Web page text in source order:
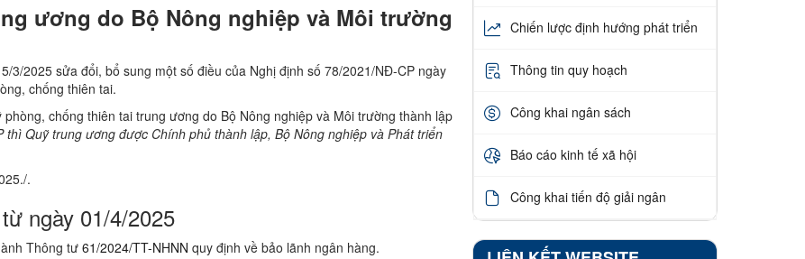
ương do Bộ Nông nghiệp và Môi trường
3/2025 sửa đổi, bổ sung một số điều của Nghị định số 78/2021/NĐ-CP ngày
chống thiên tai.
chống thiên tai trung ương do Bộ Nông nghiệp và Môi trường thành lập
Quỹ trung ương được Chính phủ thành lập, Bộ Nông nghiệp và Phát triển
.
ngày 01/4/2025
Thông tư 61/2024/TT-NHNN quy định về bảo lãnh ngân hàng.
Chiến lược định hướng phát triển
Thông tin quy hoạch
Công khai ngân sách
Báo cáo kinh tế xã hội
Công khai tiến độ giải ngân